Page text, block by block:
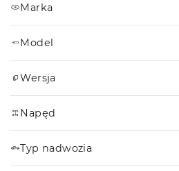
Marka
Model
Wersja
Napęd
Typ nadwozia